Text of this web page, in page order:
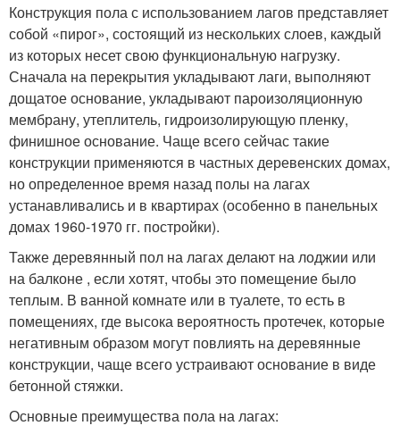
Конструкция пола с использованием лагов представляет
собой «пирог», состоящий из нескольких слоев, каждый
из которых несет свою функциональную нагрузку.
Сначала на перекрытия укладывают лаги, выполняют
дощатое основание, укладывают пароизоляционную
мембрану, утеплитель, гидроизолирующую пленку,
финишное основание. Чаще всего сейчас такие
конструкции применяются в частных деревенских домах,
но определенное время назад полы на лагах
устанавливались и в квартирах (особенно в панельных
домах 1960-1970 гг. постройки).
Также деревянный пол на лагах делают на лоджии или
на балконе , если хотят, чтобы это помещение было
теплым. В ванной комнате или в туалете, то есть в
помещениях, где высока вероятность протечек, которые
негативным образом могут повлиять на деревянные
конструкции, чаще всего устраивают основание в виде
бетонной стяжки.
Основные преимущества пола на лагах: